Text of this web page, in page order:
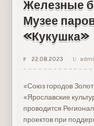
Железные
Музее
«Кукушка»
22.08.2023
«Союз городов
«Ярославские
проводится
проектов при